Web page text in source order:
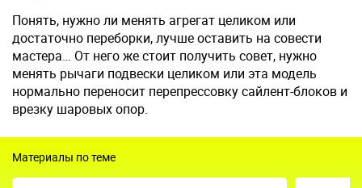
Понять, нужно ли менять агрегат целиком или
достаточно переборки, лучше оставить на совести
мастера… От него же стоит получить совет, нужно
менять рычаги подвески целиком или эта модель
нормально переносит перепрессовку сайлент-блоков и
врезку шаровых опор.
Материалы по теме